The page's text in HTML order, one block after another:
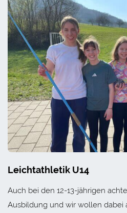
Leichtathletik U14
Auch bei den 12-13-jährigen
Ausbildung und wir wollen dabei